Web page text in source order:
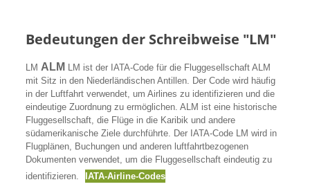
Bedeutungen der Schreibweise "LM"
LMALM LM ist der IATA-Code für die Fluggesellschaft ALM
mit Sitz in den Niederländischen Antillen. Der Code wird häufig
in der Luftfahrt verwendet, um Airlines zu identifizieren und die
eindeutige Zuordnung zu ermöglichen. ALM ist eine historische
Fluggesellschaft, die Flüge in die Karibik und andere
südamerikanische Ziele durchführte. Der IATA-Code LM wird in
Flugplänen, Buchungen und anderen luftfahrtbezogenen
Dokumenten verwendet, um die Fluggesellschaft eindeutig zu
identifizieren.
IATA-Airline-Codes